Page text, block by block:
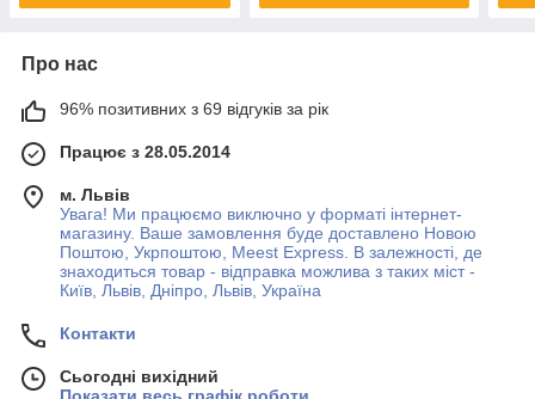
Про нас
96% позитивних з 69 відгуків за рік
Працює з 28.05.2014
м. Львів
Увага! Ми працюємо виключно у форматі інтернет-
магазину. Ваше замовлення буде доставлено Новою
Поштою, Укрпоштою, Meest Express. В залежності, де
знаходиться товар - відправка можлива з таких міст -
Київ, Львів, Дніпро, Львів, Україна
Контакти
Сьогодні вихідний